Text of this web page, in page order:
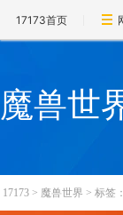
17173首页
魔兽世
17173 > 魔兽世界 > 标签